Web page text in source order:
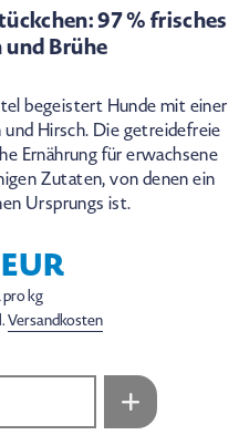
97 % frisches
Brühe
begeistert Hunde mit einer
Hirsch. Die getreidefreie
Ernährung für erwachsene
Zutaten, von denen ein
Ursprungs ist.
kg
Versandkosten